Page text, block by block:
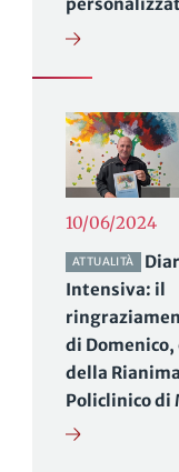
10/06/2024
ATTUALITÀ
Intensiva: il
di
della
Policlinico di